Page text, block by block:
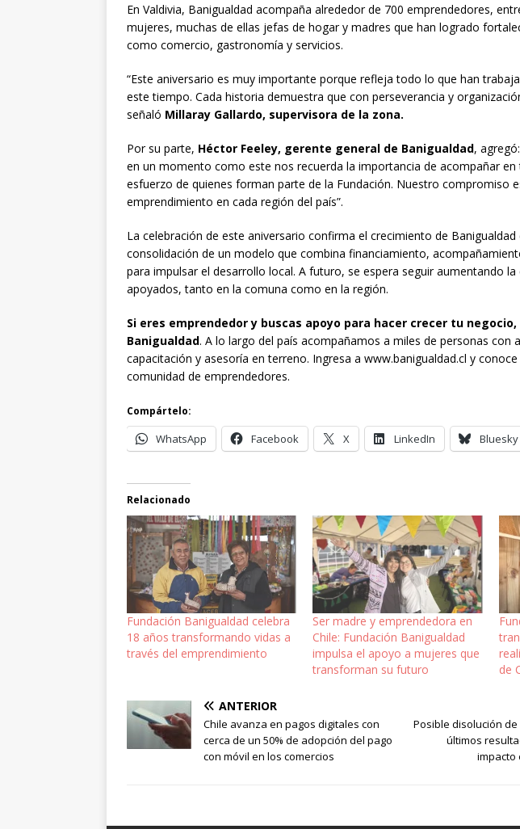
En Valdivia, Banigualdad acompaña alrededor de 700 emprendedores,
mujeres, muchas de ellas jefas de hogar y madres que han logrado
como comercio, gastronomía y servicios.
“Este aniversario es muy importante porque refleja todo lo que han
este tiempo. Cada historia demuestra que con perseverancia y
señaló Millaray Gallardo, supervisora de la zona.
Por su parte, Héctor Feeley, gerente general de Banigualdad,
en un momento como este nos recuerda la importancia de acompañar
esfuerzo de quienes forman parte de la Fundación. Nuestro compromiso
emprendimiento en cada región del país”.
La celebración de este aniversario confirma el crecimiento de Banigualdad
consolidación de un modelo que combina financiamiento,
para impulsar el desarrollo local. A futuro, se espera seguir aumentando
apoyados, tanto en la comuna como en la región.
Si eres emprendedor y buscas apoyo para hacer crecer tu
Banigualdad. A lo largo del país acompañamos a miles de personas con
capacitación y asesoría en terreno. Ingresa a www.banigualdad.cl y
comunidad de emprendedores.
Compártelo:
WhatsApp Facebook X LinkedIn Bluesky
Relacionado
Fundación Banigualdad celebra
18 años transformando vidas a
través del emprendimiento
Ser madre y emprendedora en
Chile: Fundación Banigualdad
impulsa el apoyo a mujeres que
transforman su futuro
de
ANTERIOR
Chile avanza en pagos digitales con
cerca de un 50% de adopción del pago
con móvil en los comercios
Posible disolución
últimos
impacto